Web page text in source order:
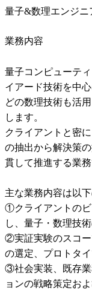
量子&数理エンジニ
業務内容
量子コンピューテ
イアード技術を中
どの数理技術も活
します。
クライアントと密
の抽出から解決策
貫して推進する業務
主な業務内容は以下
①クライアントの
し、量子・数理技
②実証実験のスコー
の選定、プロトタ
③社会実装、既存業
ョンの戦略策定お